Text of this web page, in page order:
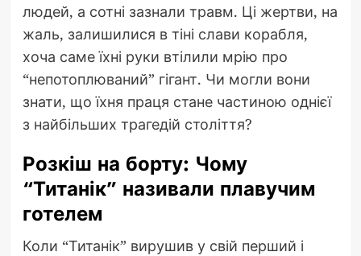
людей, а сотні зазнали травм. Ці жертви, на
жаль, залишилися в тіні слави корабля,
хоча саме їхні руки втілили мрію про
“непотоплюваний” гігант. Чи могли вони
знати, що їхня праця стане частиною однієї
з найбільших трагедій століття?
Розкіш на борту: Чому
“Титанік” називали плавучим
готелем
Коли “Титанік” вирушив у свій перший і